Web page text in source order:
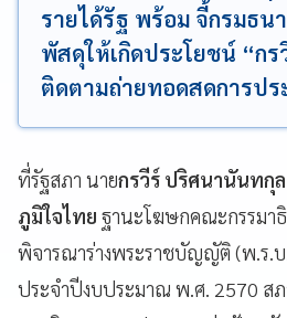
รายได้รัฐ พร้อม จี้กรมธน
พัสดุให้เกิดประโยชน์ “ก
ติดตามถ่ายทอดสดการปร
ที่รัฐสภา นายกรวีร์ ปริศนานันทกุ
ภูมิใจไทย ฐานะโฆษกคณะกรรมา
พิจารณาร่างพระราชบัญญัติ (พ.ร.บ
ประจำปีงบประมาณ พ.ศ. 2570 ส